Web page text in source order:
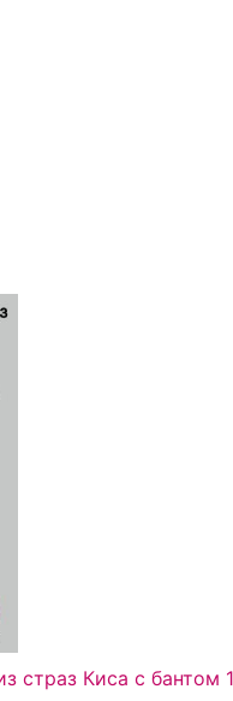
страз Киса с бантом